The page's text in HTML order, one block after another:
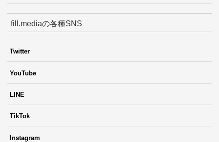
fill.mediaの各種SNS
Twitter
YouTube
LINE
TikTok
Instagram